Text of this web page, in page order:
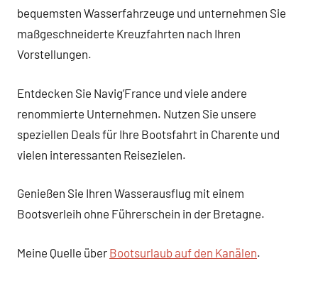
bequemsten Wasserfahrzeuge und unternehmen Sie
maßgeschneiderte Kreuzfahrten nach Ihren
Vorstellungen.
Entdecken Sie Navig’France und viele andere
renommierte Unternehmen. Nutzen Sie unsere
speziellen Deals für Ihre Bootsfahrt in Charente und
vielen interessanten Reisezielen.
Genießen Sie Ihren Wasserausflug mit einem
Bootsverleih ohne Führerschein in der Bretagne.
Meine Quelle über Bootsurlaub auf den Kanälen.